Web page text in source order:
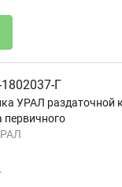
Г
УРАЛ раздаточной
первичного